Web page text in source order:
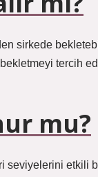
sirkede
tercih
mu?
seviyelerini